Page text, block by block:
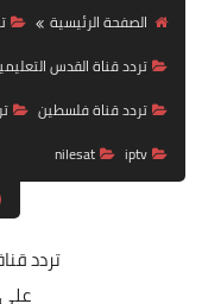
الصفحة الرئيسية
تردد قناة القدس التعليمية
تردد قناة فلسطين
iptv
nilesat
تردد
على